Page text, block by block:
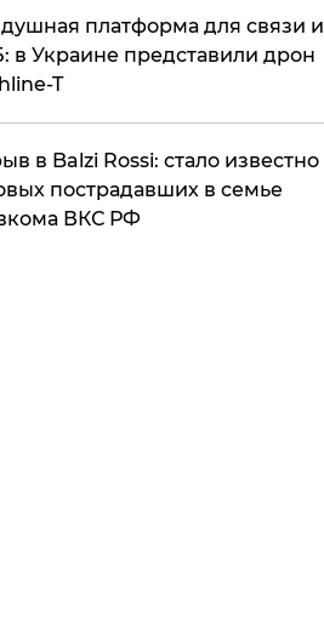
платформа для связи и
в Украине представили дрон
T
в Balzi Rossi: стало известно
пострадавших в семье
ВКС РФ